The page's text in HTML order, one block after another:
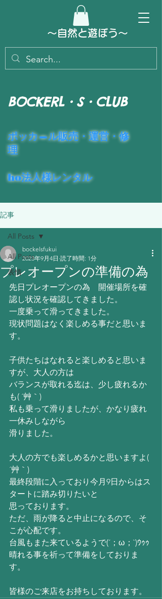
～​自然と遊ぼう～
​ポッカ―ル販売・運営・修
理
ho法人様レンタル
BOCKERL・S・CLUB
記事
All Posts
表情
All Posts
プレオープンの準備の為
bockelsfukui
2023年9月4日 読了時間: 1分
先日プレオープンの為　開催場所を確
認し状況を確認してきました。
一度乗って滑ってきました。
現状問題はなく楽しめる事だと思いま
す。
子供たちはなれると楽しめると思いま
すが、大人の方は
バランスが取れる迄は、少し疲れるか
も( ´艸｀)
私も乗って滑りましたが、かなり疲れ
一休みしながら
滑りました。
大人の方でも楽しめるかと思いますよ(
´艸｀)
最終段階に入っており今月9日からはス
タートに踏み切りたいと
思っております。
ただ、雨が降ると中止になるので、そ
こが心配です。
台風もまた来ているようで(´；ω；`)ｳｩｩ
晴れる事を祈って準備をしておりま
す。
皆様のご来店をお持ちしております。